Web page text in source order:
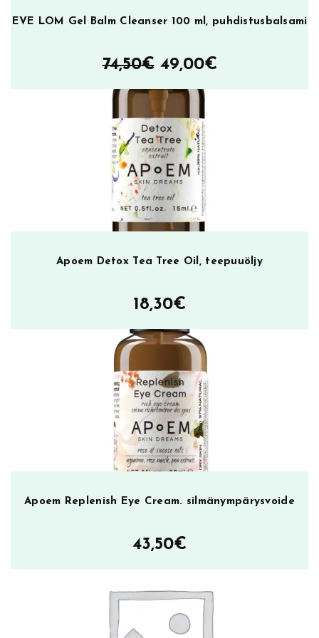
EVE LOM Gel Balm Cleanser 100 ml, puhdistusbalsami
74,50€ Alkuperäinen
hinta
oli:
74,50€.
49,00€Nykyinen
hinta
Apoem Detox Tea Tree Oil, teepuuöljy
18,30€
Apoem Replenish Eye Cream. silmänympärysvoide
43,50€